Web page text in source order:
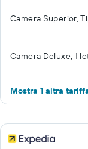
Camera Superior,
Camera Deluxe, 1
Mostra 1 altra